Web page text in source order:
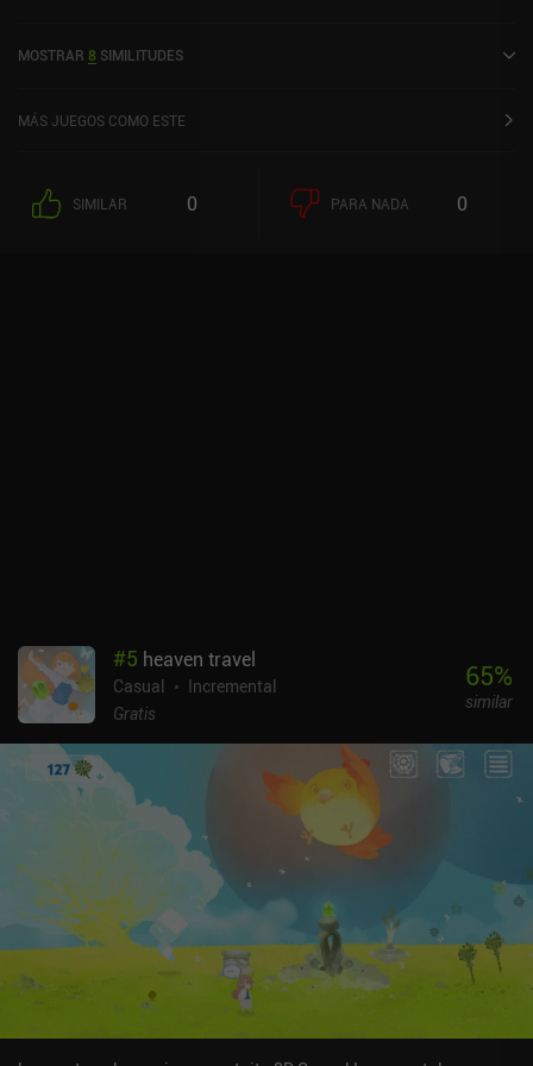
Store.
MOSTRAR 8 SIMILITUDES
MÁS JUEGOS COMO ESTE
SIMILAR 0 PARA NADA 0
#5 heaven travel
Casual
Incremental
Gratis
65%
similar